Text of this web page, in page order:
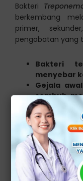
Bakteri
berkembang
primer,
pengobatan yang
Bakteri
menyebar
Gejala
sembuh,
Pada
organ
Tanda-
Sifilis